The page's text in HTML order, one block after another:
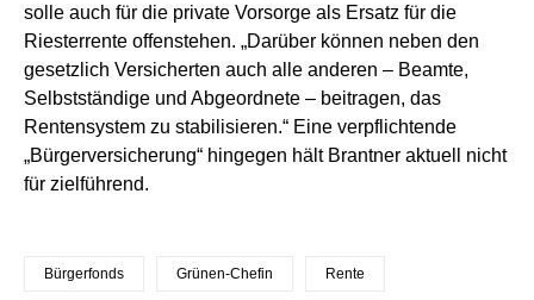
solle auch für die private Vorsorge als Ersatz für die
Riesterrente offenstehen. „Darüber können neben den
gesetzlich Versicherten auch alle anderen – Beamte,
Selbstständige und Abgeordnete – beitragen, das
Rentensystem zu stabilisieren.“ Eine verpflichtende
„Bürgerversicherung“ hingegen hält Brantner aktuell nicht
für zielführend.
Bürgerfonds Grünen-Chefin Rente